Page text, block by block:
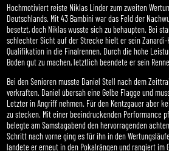
Hochmotiviert reiste Niklas Linder zum zweiten
Deutschlands. Mit 43 Bambini war das Feld der
besetzt, doch Niklas wusste sich zu behaupten. Bei
schlechter Sicht auf der Strecke hielt er sein
Qualifikation in die Finalrennen. Durch die hohe
Boden gut zu machen, letztlich beendete er sein
Bei den Senioren musste Daniel Stell nach dem
verkraften. Daniel übersah eine Gelbe Flagge und
Letzter in Angriff nehmen. Für den Kentzgauer aber
zu stecken. Mit einer beeindruckenden Performance
belegte am Samstagabend den hervorragenden
Schritt nach vorne ging es für ihn in den
landete er erneut in den Pokalrängen und rangiert im